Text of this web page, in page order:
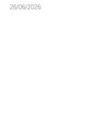
26/06/2026